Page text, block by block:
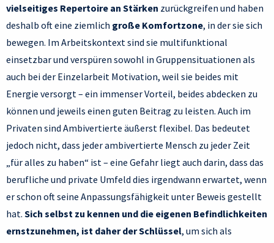
vielseitiges Repertoire an Stärken zurückgreifen und haben
deshalb oft eine ziemlich große Komfortzone, in der sie sich
bewegen. Im Arbeitskontext sind sie multifunktional
einsetzbar und verspüren sowohl in Gruppensituationen als
auch bei der Einzelarbeit Motivation, weil sie beides mit
Energie versorgt – ein immenser Vorteil, beides abdecken zu
können und jeweils einen guten Beitrag zu leisten. Auch im
Privaten sind Ambivertierte äußerst flexibel. Das bedeutet
jedoch nicht, dass jeder ambivertierte Mensch zu jeder Zeit
„für alles zu haben“ ist – eine Gefahr liegt auch darin, dass das
berufliche und private Umfeld dies irgendwann erwartet, wenn
er schon oft seine Anpassungsfähigkeit unter Beweis gestellt
hat. Sich selbst zu kennen und die eigenen Befindlichkeiten
ernstzunehmen, ist daher der Schlüssel, um sich als